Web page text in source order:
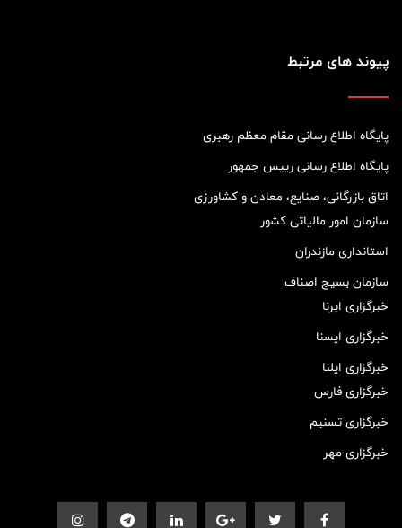
پیوند های مرتبط
پایگاه اطلاع رسانی مقام معظم رهبری
پایگاه اطلاع رسانی رییس جمهور
اتاق بازرگانی، صنایع، معادن و کشاورزی
سازمان امور مالیاتی کشور
استانداری مازندران
سازمان بسیج اصناف
خبرگزاری ایرنا
خبرگزاری ایسنا
خبرگزاری ایلنا
خبرگزاری فارس
خبرگزاری تسنیم
خبرگزاری مهر